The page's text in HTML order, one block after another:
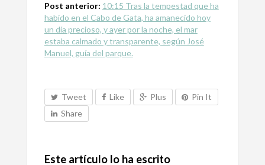
Post anterior: 10:15 Tras la tempestad que ha
habido en el Cabo de Gata, ha amanecido hoy
un día precioso, y ayer por la noche, el mar
estaba calmado y transparente, según José
Manuel, guía del parque.
Tweet Like Plus
Pin It
Share
Este artículo lo ha escrito